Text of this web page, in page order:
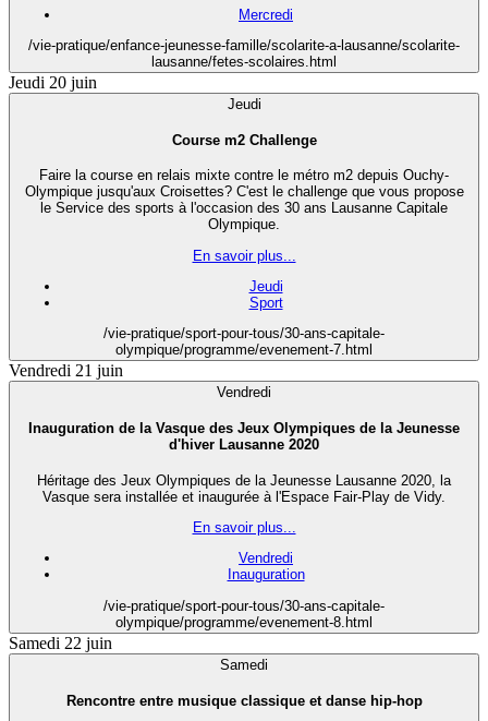
Mercredi
/vie-pratique/enfance-jeunesse-famille/scolarite-a-lausanne/scolarite-
lausanne/fetes-scolaires.html
Jeudi 20 juin
Jeudi
Course m2 Challenge
Faire la course en relais mixte contre le métro m2 depuis Ouchy-
Olympique jusqu'aux Croisettes? C'est le challenge que vous propose
le Service des sports à l'occasion des 30 ans Lausanne Capitale
Olympique.
En savoir plus...
Jeudi
Sport
/vie-pratique/sport-pour-tous/30-ans-capitale-
olympique/programme/evenement-7.html
Vendredi 21 juin
Vendredi
Inauguration de la Vasque des Jeux Olympiques de la Jeunesse
d'hiver Lausanne 2020
Héritage des Jeux Olympiques de la Jeunesse Lausanne 2020, la
Vasque sera installée et inaugurée à l'Espace Fair-Play de Vidy.
En savoir plus...
Vendredi
Inauguration
/vie-pratique/sport-pour-tous/30-ans-capitale-
olympique/programme/evenement-8.html
Samedi 22 juin
Samedi
Rencontre entre musique classique et danse hip-hop